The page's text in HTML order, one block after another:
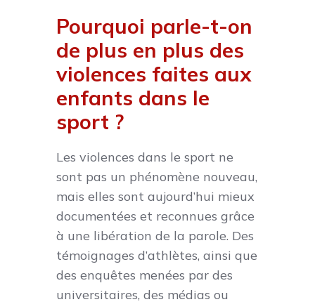
Pourquoi parle-t-on
de plus en plus des
violences faites aux
enfants dans le
sport ?
Les violences dans le sport ne
sont pas un phénomène nouveau,
mais elles sont aujourd’hui mieux
documentées et reconnues grâce
à une libération de la parole. Des
témoignages d’athlètes, ainsi que
des enquêtes menées par des
universitaires, des médias ou